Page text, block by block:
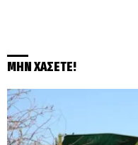
ΜΗΝ ΧΑΣΕΤΕ!